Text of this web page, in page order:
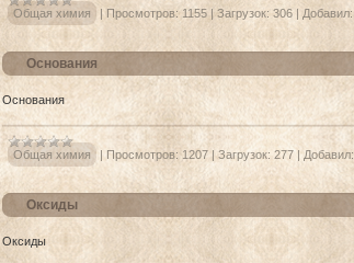
Общая химия | Просмотров: 1155| Загрузок: 306| Добавил:
Основания
Основания
Общая химия | Просмотров: 1207|Загрузок: 277|Добавил:
Оксиды
Оксиды